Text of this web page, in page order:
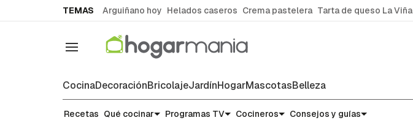
TEMAS Arguiñano hoy Helados caseros Crema pastelera Tarta de queso La Viña
Navegación
CocinaDecoraciónBricolajeJardínHogarMascotasBelleza
Recetas Qué cocinar Programas TV Cocineros Consejos y guías